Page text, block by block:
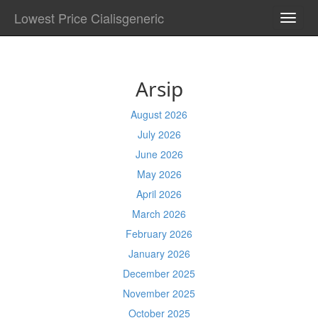
Lowest Price Cialisgeneric
Arsip
August 2026
July 2026
June 2026
May 2026
April 2026
March 2026
February 2026
January 2026
December 2025
November 2025
October 2025